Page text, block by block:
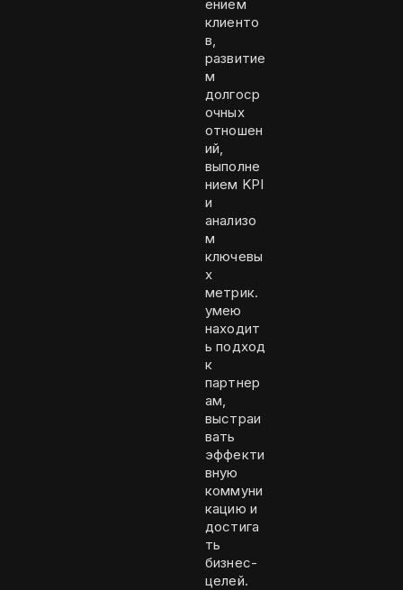
ением
клиенто
в,
развитие
м
долгоср
очных
отношен
ий,
выполне
нием KPI
и
анализо
м
ключевы
х
метрик.
умею
находит
ь подход
к
партнер
ам,
выстраи
вать
эффекти
вную
коммуни
кацию и
достига
ть
бизнес-
целей.